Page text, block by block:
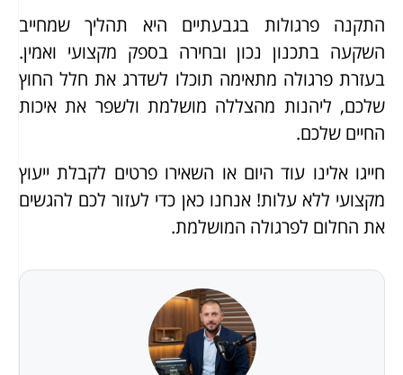
התקנה פרגולות בגבעתיים היא תהליך שמחייב
השקעה בתכנון נכון ובחירה בספק מקצועי ואמין.
בעזרת פרגולה מתאימה תוכלו לשדרג את חלל החוץ
שלכם, ליהנות מהצללה מושלמת ולשפר את איכות
החיים שלכם.
חייגו אלינו עוד היום או השאירו פרטים לקבלת ייעוץ
מקצועי ללא עלות! אנחנו כאן כדי לעזור לכם להגשים
את החלום לפרגולה המושלמת.